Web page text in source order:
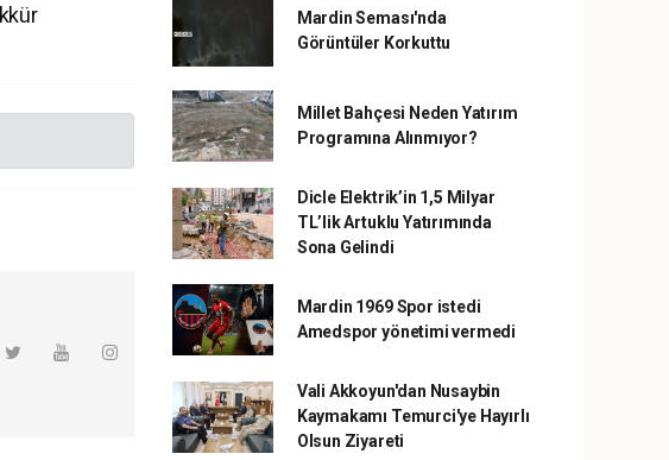
Mardin Seması'nda
Görüntüler Korkuttu
Millet Bahçesi Neden Yatırım
Programına Alınmıyor?
Dicle Elektrik’in 1,5 Milyar
TL’lik Artuklu Yatırımında
Sona Gelindi
Mardin 1969 Spor istedi
Amedspor yönetimi vermedi
Vali Akkoyun'dan Nusaybin
Kaymakamı Temurci'ye Hayırlı
Olsun Ziyareti